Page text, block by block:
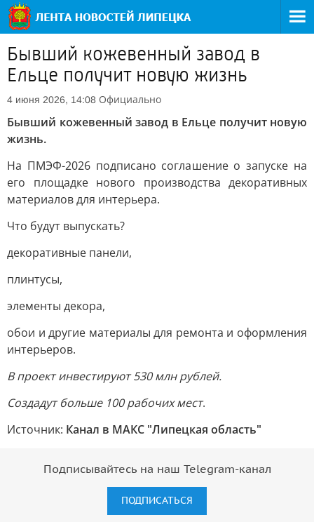
Бывший кожевенный завод в
Ельце получит новую жизнь
4 июня 2026, 14:08 Официально
Бывший кожевенный завод в Ельце получит новую
жизнь.
На ПМЭФ-2026 подписано соглашение о запуске на
его площадке нового производства декоративных
материалов для интерьера.
Что будут выпускать?
декоративные панели,
плинтусы,
элементы декора,
обои и другие материалы для ремонта и оформления
интерьеров.
В проект инвестируют 530 млн рублей.
Создадут больше 100 рабочих мест.
Источник: Канал в МАКС "Липецкая область"
Подписывайтесь на наш Telegram-канал
ПОДПИСАТЬСЯ